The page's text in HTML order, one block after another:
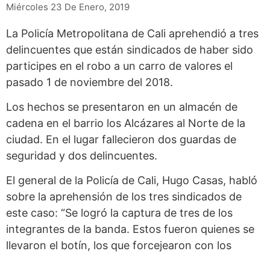
Miércoles 23 De Enero, 2019
La Policía Metropolitana de Cali aprehendió a tres
delincuentes que están sindicados de haber sido
participes en el robo a un carro de valores el
pasado 1 de noviembre del 2018.
Los hechos se presentaron en un almacén de
cadena en el barrio los Alcázares al Norte de la
ciudad. En el lugar fallecieron dos guardas de
seguridad y dos delincuentes.
El general de la Policía de Cali, Hugo Casas, habló
sobre la aprehensión de los tres sindicados de
este caso: “Se logró la captura de tres de los
integrantes de la banda. Estos fueron quienes se
llevaron el botín, los que forcejearon con los